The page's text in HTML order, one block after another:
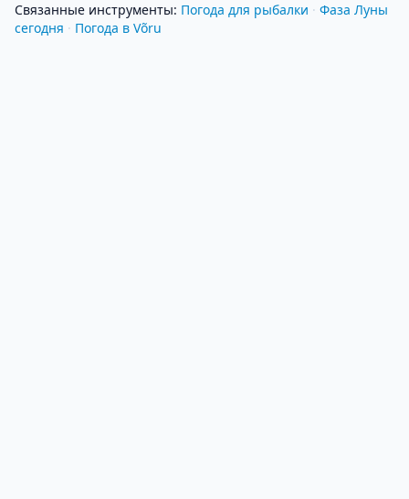
Связанные инструменты: Погода для рыбалки · Фаза Луны
сегодня · Погода в Võru